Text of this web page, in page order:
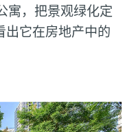
寓，把景观绿化定
出它在房地产中的